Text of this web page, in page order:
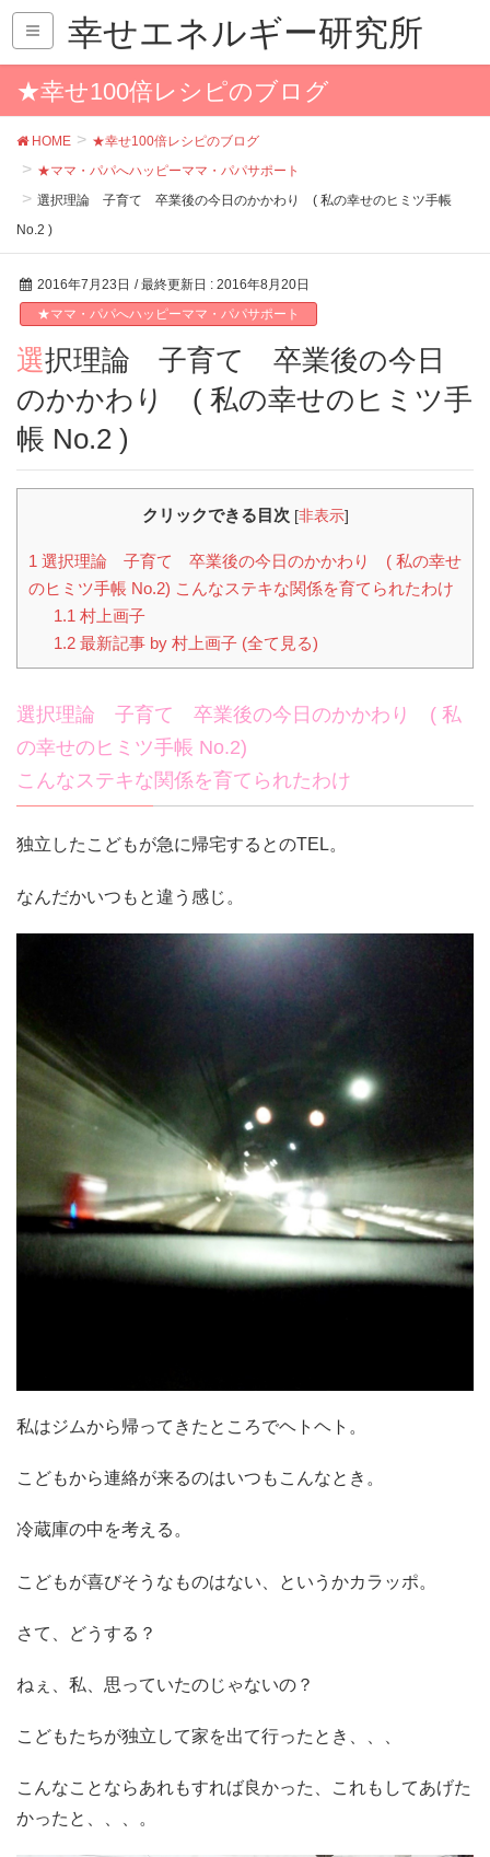
幸せエネルギー研究所
★幸せ100倍レシピのブログ
HOME
★幸せ100倍レシピのブログ
★ママ・パパへハッピーママ・パパサポート
選択理論 子育て 卒業後の今日のかかわり ( 私の幸せのヒミツ手帳
No.2 )
2016年7月23日 / 最終更新日 : 2016年8月20日
★ママ・パパへハッピーママ・パパサポート
選択理論 子育て 卒業後の今日
のかかわり ( 私の幸せのヒミツ手
帳 No.2 )
クリックできる目次 [非表示]
1 選択理論 子育て 卒業後の今日のかかわり ( 私の幸せ
のヒミツ手帳 No.2) こんなステキな関係を育てられたわけ
1.1 村上画子
1.2最新記事 by 村上画子 (全て見る)
選択理論 子育て 卒業後の今日のかかわり ( 私
の幸せのヒミツ手帳 No.2)
こんなステキな関係を育てられたわけ
独立したこどもが急に帰宅するとのTEL。
なんだかいつもと違う感じ。
私はジムから帰ってきたところでヘトヘト。
こどもから連絡が来るのはいつもこんなとき。
冷蔵庫の中を考える。
こどもが喜びそうなものはない、というかカラッポ。
さて、どうする？
ねぇ、私、思っていたのじゃないの？
こどもたちが独立して家を出て行ったとき、、、
こんなことならあれもすれば良かった、これもしてあげた
かったと、、、。